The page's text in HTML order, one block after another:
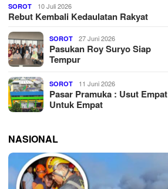
SOROT 10 Juli 2026
Rebut Kembali Kedaulatan Rakyat
SOROT 27 Juni 2026
Pasukan Roy Suryo Siap
Tempur
SOROT 11 Juni 2026
Pasar Pramuka : Usut Empat
Untuk Empat
NASIONAL